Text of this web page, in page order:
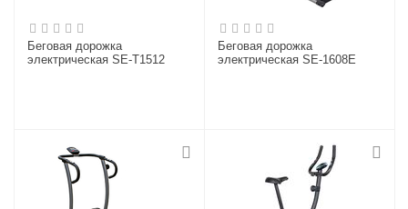
Беговая дорожка
электрическая SE-T1512
Беговая дорожка
электрическая SE-1608E